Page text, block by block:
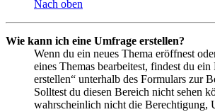
Nach oben
Wie kann ich eine Umfrage erstellen?
Wenn du ein neues Thema eröffnest
eines Themas bearbeitest, findest du
erstellen“ unterhalb des Formulars zur
Solltest du diesen Bereich nicht sehen
wahrscheinlich nicht die Berechtigung,